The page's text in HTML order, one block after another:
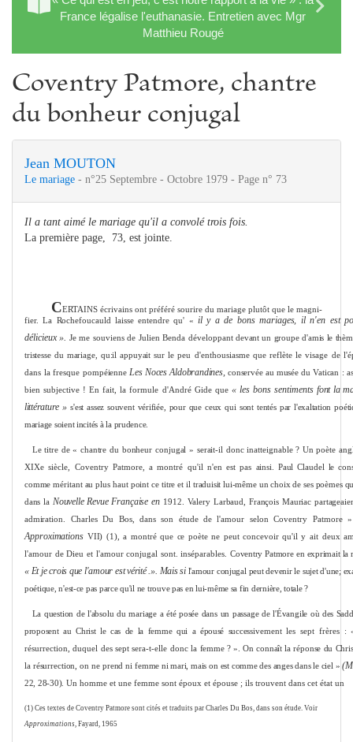
France légalise l'euthanasie. Entretien avec Mgr
Matthieu Rougé
Coventry Patmore, chantre
du bonheur conjugal
Jean MOUTON
Le mariage - n°25 Septembre - Octobre 1979 - Page n° 73
Il a tant aimé le mariage qu'il a convolé trois fois.
La première page, 73, est jointe.
CERTAINS écrivains ont préféré sourire du mariage plutôt que le magni‑
fier.La Rochefoucauldlaisse entendre qu' «il y a de bons mariages, iln'en est
délicieux ». Je me souviens de Julien Benda développant devant un groupe d'amis le
tristesse du mariage, qu:il appuyait surle peu d'enthousiasme que reflète le visage de
dans la fresque pom­péienneLes Noces Aldobrandines,conservée au musée du Vatican :
bien subjective ! En fait, la formule d'André Gide que « les bons sentimentsfont la
littérature »s'est assez souvent vérifiée, pour que ceux qui sont tentés par l'exaltation
mariage soient incités à la prudence.
Le titre de « chantre du bonheur conjugal » serait-il donc inatteignable ? Unpoète
XIXe siècle, Coventry Patmore, a montré qu'il n'en est pas ainsi. Paul Claudel le
comme méritant au plus haut point ce titre etil traduisit lui-même un choix de ses poèmes
dansla Nouvelle Revue Française en 1912. Valery Larbaud, François Mauriac
admi­ration. Charles Du Bos, dans son étude de l'amour selon Coventry Patmore
Approximations VII) (1), a montré que ce poète ne peut concevoir qu'il y ait deux
l'amour de Dieu et l'amour conjugal sont. inséparables.Coventry Patmore en exprimait la
« Et je crois que l'amour est vérité .». Mais si l'amour conjugal peut devenir le sujet d'une;
poétique, n'est-ce pas parce qu'il ne trouve pas en lui-même sa fin dernière, totale ?
La question de l'absolu du mariage a été posée dans un passage de l'Évangile où des
proposent au Christ le cas de la femme qui a épousé successi­vement les sept frères :
résurrection, duquel des sept sera-t-elle donc la femme ? ». On connaît la réponse du
la résurrection, on ne prend nifemme ni mari, mais on est comme des anges dans le ciel »
22, 28-30). Un homme et une femme sont époux et épouse ; ils trouvent dans cet état un
(1) Ces textes de Coventry Patmore sont cités et traduits par Charles Du Bos, dans son étude. Voir
Approximations, Fayard, 1965